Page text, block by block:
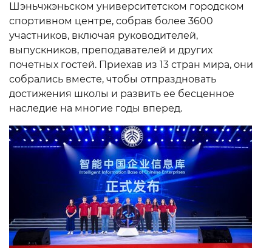
Шэньчжэньском университетском городском
спортивном центре, собрав более 3600
участников, включая руководителей,
выпускников, преподавателей и других
почетных гостей. Приехав из 13 стран мира, они
собрались вместе, чтобы отпраздновать
достижения школы и развить ее бесценное
наследие на многие годы вперед.